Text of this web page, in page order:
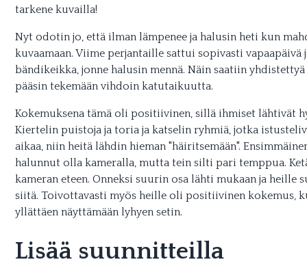
tarkene kuvailla!
Nyt odotin jo, että ilman lämpenee ja halusin heti kun
kuvaamaan. Viime perjantaille sattui sopivasti vapaapäivä
bändikeikka, jonne halusin mennä. Näin saatiin
pääsin tekemään vihdoin katutaikuutta.
Kokemuksena tämä oli positiivinen, sillä ihmiset lähtivät
Kiertelin puistoja ja toria ja katselin ryhmiä, jotka
aikaa, niin heitä lähdin hieman "häiritsemään".
halunnut olla kameralla, mutta tein silti pari temppua.
kameran eteen. Onneksi suurin osa lähti mukaan ja heille
siitä. Toivottavasti myös heille oli positiivinen kokemus,
yllättäen näyttämään lyhyen setin.
Lisää suunnitteilla